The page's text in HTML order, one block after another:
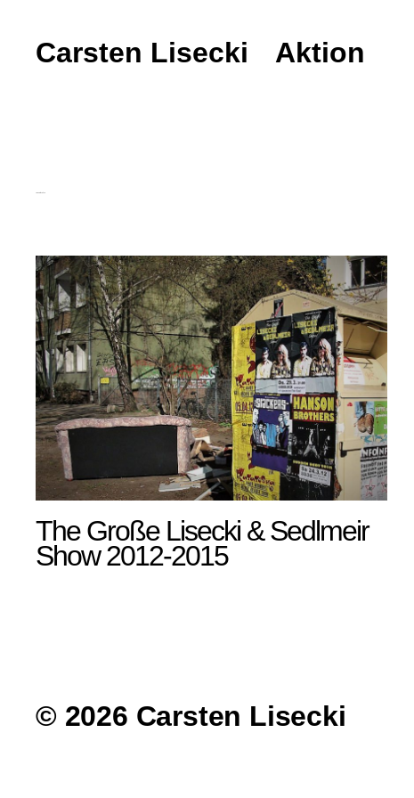
Carsten Lisecki
Carsten Lisecki Aktion
The Große Lisecki & Sedlmeir
Show 2012-2015
© 2026 Carsten Lisecki